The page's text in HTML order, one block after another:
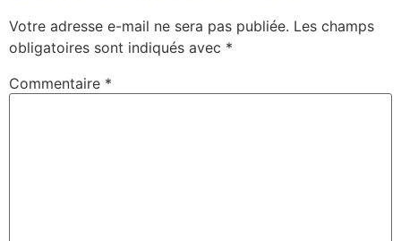
Votre adresse e-mail ne sera pas publiée. Les champs
obligatoires sont indiqués avec *
Commentaire *